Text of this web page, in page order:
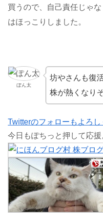
買うので、自己責任じゃ
はほっこりしました。
ぽん太
坊やさんも復
株が熱くなり
Twitterのフォローもよろし
今日もぽちっと押して応